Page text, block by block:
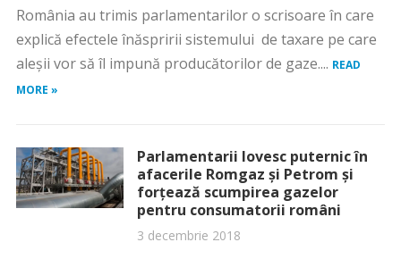
România au trimis parlamentarilor o scrisoare în care
explică efectele înăspririi sistemului de taxare pe care
aleşii vor să îl impună producătorilor de gaze.... READ
MORE »
Parlamentarii lovesc puternic în
afacerile Romgaz şi Petrom şi
forţează scumpirea gazelor
pentru consumatorii români
3 decembrie 2018